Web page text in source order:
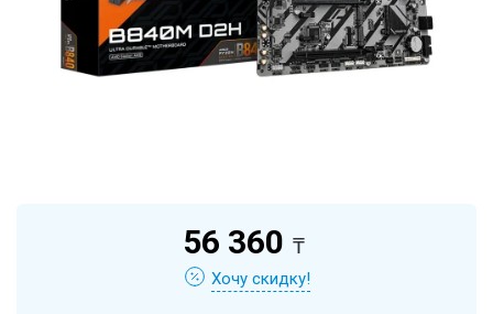
56 360 ₸
Хочу скидку!